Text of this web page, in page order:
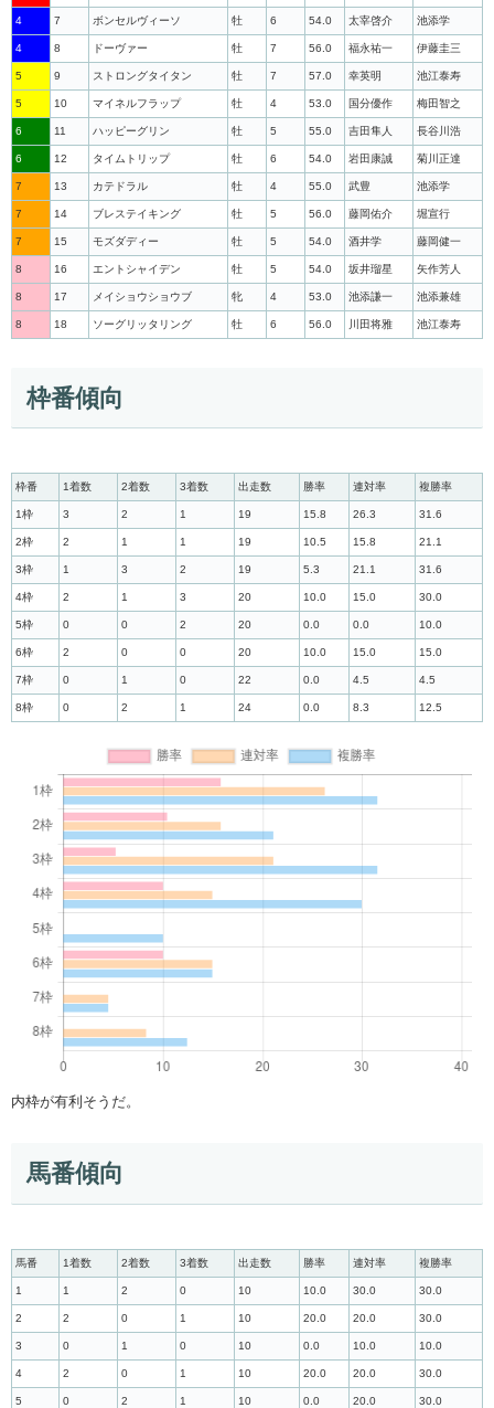
4 7 ボンセルヴィーソ 牡 6 54.0 太宰啓介 池添学
4 8 ドーヴァー 牡 7 56.0 福永祐一 伊藤圭三
5 9 ストロングタイタン 牡 7 57.0 幸英明 池江泰寿
5 10 マイネルフラップ 牡 4 53.0 国分優作 梅田智之
6 11 ハッピーグリン 牡 5 55.0 吉田隼人 長谷川浩
6 12 タイムトリップ 牡 6 54.0 岩田康誠 菊川正達
7 13 カテドラル 牡 4 55.0 武豊 池添学
7 14 ブレステイキング 牡 5 56.0 藤岡佑介 堀宣行
7 15 モズダディー 牡 5 54.0 酒井学 藤岡健一
8 16 エントシャイデン 牡 5 54.0 坂井瑠星 矢作芳人
8 17 メイショウショウブ 牝 4 53.0 池添謙一 池添兼雄
8 18 ソーグリッタリング 牡 6 56.0 川田将雅 池江泰寿
枠番傾向
枠番 1着数 2着数 3着数 出走数 勝率 連対率 複勝率
1枠 3 2 1 19 15.8 26.3 31.6
2枠 2 1 1 19 10.5 15.8 21.1
3枠 1 3 2 19 5.3 21.1 31.6
4枠 2 1 3 20 10.0 15.0 30.0
5枠 0 0 2 20 0.0 0.0 10.0
6枠 2 0 0 20 10.0 15.0 15.0
7枠 0 1 0 22 0.0 4.5 4.5
8枠 0 2 1 24 0.0 8.3 12.5
内枠が有利そうだ。
馬番傾向
馬番 1着数 2着数 3着数 出走数 勝率 連対率 複勝率
1 1 2 0 10 10.0 30.0 30.0
2 2 0 1 10 20.0 20.0 30.0
3 0 1 0 10 0.0 10.0 10.0
4 2 0 1 10 20.0 20.0 30.0
5 0 2 1 10 0.0 20.0 30.0